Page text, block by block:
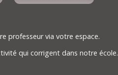
professeur via votre espace.
qui corrigent dans notre école.